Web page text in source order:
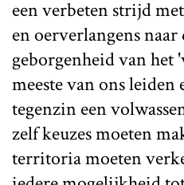
een verbeten strijd
en oerverlangens
geborgenheid van het
meeste van ons
tegenzin een
zelf keuzes moeten
territoria moeten